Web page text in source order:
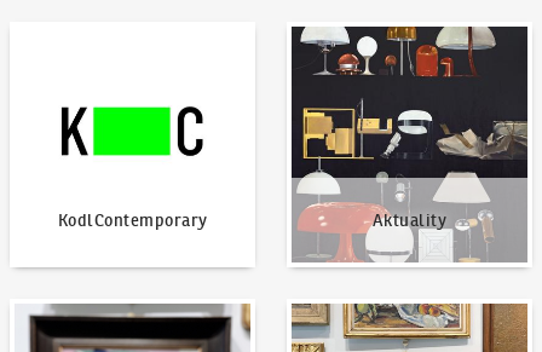
KodlContemporary Aktuality
Aktuality
Jak dražit? Nabídnout dílo